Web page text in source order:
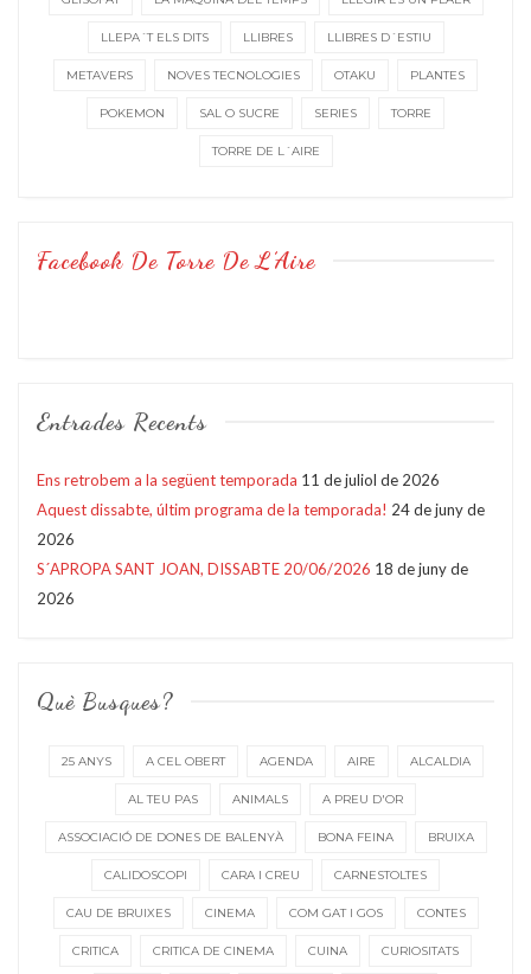
LLEPA´T ELS DITS LLIBRES LLIBRES D´ESTIU
METAVERS NOVES TECNOLOGIES OTAKU PLANTES
POKEMON SAL O SUCRE SERIES TORRE
TORRE DE L´AIRE
Facebook De Torre De L’Aire
Entrades Recents
Ens retrobem a la següent temporada 11 de juliol de 2026
Aquest dissabte, últim programa de la temporada! 24 de juny de
2026
S´APROPA SANT JOAN, DISSABTE 20/06/2026 18 de juny de
2026
Què Busques?
25 ANYS A CEL OBERT AGENDA AIRE ALCALDIA
AL TEU PAS ANIMALS A PREU D'OR
ASSOCIACIÓ DE DONES DE BALENYÀ BONA FEINA BRUIXA
CALIDOSCOPI CARA I CREU CARNESTOLTES
CAU DE BRUIXES CINEMA COM GAT I GOS CONTES
CRITICA CRITICA DE CINEMA CUINA CURIOSITATS